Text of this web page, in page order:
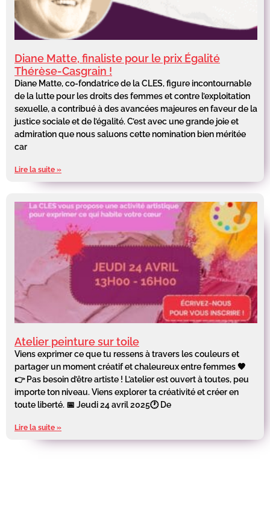
Diane Matte, finaliste pour le prix Égalité
Thérèse-Casgrain !
Diane Matte, co-fondatrice de la CLES, figure incontournable
de la lutte pour les droits des femmes et contre l’exploitation
sexuelle, a contribué à des avancées majeures en faveur de la
justice sociale et de l’égalité. C’est avec une grande joie et
admiration que nous saluons cette nomination bien méritée
car
Lire la suite »
Atelier peinture sur toile
Viens exprimer ce que tu ressens à travers les couleurs et
partager un moment créatif et chaleureux entre femmes 🧡
👉 Pas besoin d’être artiste ! L’atelier est ouvert à toutes, peu
importe ton niveau. Viens explorer ta créativité et créer en
toute liberté. 📅 Jeudi 24 avril 2025🕐 De
Lire la suite »